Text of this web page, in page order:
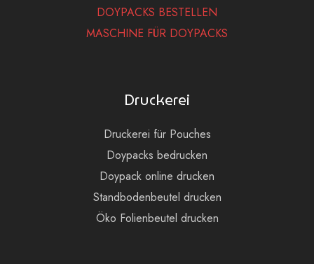
DOYPACKS BESTELLEN
MASCHINE FÜR DOYPACKS
Druckerei
Druckerei für Pouches
Doypacks bedrucken
Doypack online drucken
Standbodenbeutel drucken
Öko Folienbeutel drucken